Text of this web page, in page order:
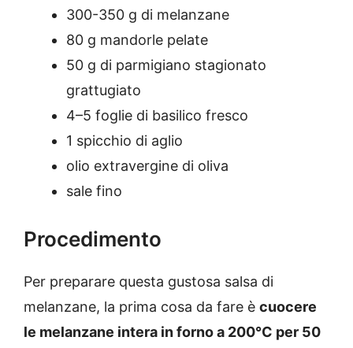
300-350 g di melanzane
80 g mandorle pelate
50 g di parmigiano stagionato
grattugiato
4–5 foglie di basilico fresco
1 spicchio di aglio
olio extravergine di oliva
sale fino
Procedimento
Per preparare questa gustosa salsa di
melanzane, la prima cosa da fare è cuocere
le melanzane intera in forno a 200°C per 50